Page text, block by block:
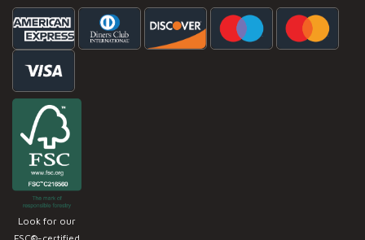
Look for our
FSC®-certified